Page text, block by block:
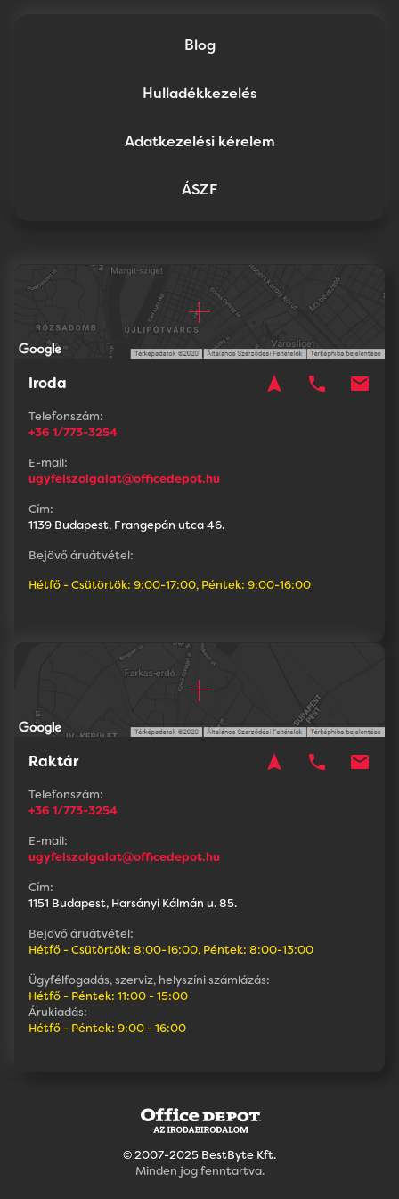
© 2007-2025 BestByte Kft.
Minden jog fenntartva.
Blog
Hulladékkezelés
Adatkezelési kérelem
ÁSZF
Iroda navigation phone mail
Telefonszám:
+36 1/773-3254
E-mail:
ugyfelszolgalat@officedepot.hu
Cím:
1139 Budapest, Frangepán utca 46.
Bejövő áruátvétel:
Hétfő - Csütörtök: 9:00-17:00, Péntek: 9:00-16:00
Raktár navigation phone mail
Telefonszám:
+36 1/773-3254
E-mail:
ugyfelszolgalat@officedepot.hu
Cím:
1151 Budapest, Harsányi Kálmán u. 85.
Bejövő áruátvétel:
Hétfő - Csütörtök: 8:00-16:00, Péntek: 8:00-13:00
Ügyfélfogadás, szerviz, helyszíni számlázás:
Hétfő - Péntek: 11:00 - 15:00
Árukiadás:
Hétfő - Péntek: 9:00 - 16:00